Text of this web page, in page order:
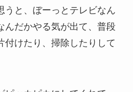
うと、ぼーっとテレビなん
んだかやる気が出て、普段
付けたり、掃除したりして